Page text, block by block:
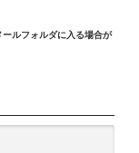
ルフォルダに入る場合が